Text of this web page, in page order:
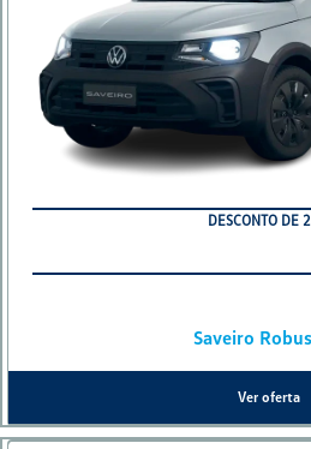
DESCONTO DE
Saveiro
Ver oferta